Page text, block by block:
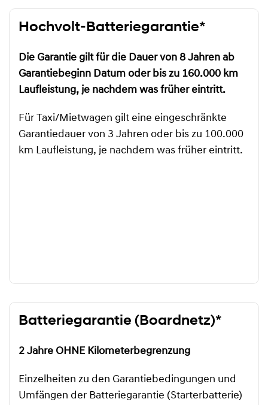
Hochvolt-Batteriegarantie*
Die Garantie gilt für die Dauer von 8 Jahren ab
Garantiebeginn Datum oder bis zu 160.000 km
Laufleistung, je nachdem was früher eintritt.
Für Taxi/Mietwagen gilt eine eingeschränkte
Garantiedauer von 3 Jahren oder bis zu 100.000
km Laufleistung, je nachdem was früher eintritt.
Batteriegarantie (Boardnetz)*
2 Jahre OHNE Kilometerbegrenzung
Einzelheiten zu den Garantiebedingungen und
Umfängen der Batteriegarantie (Starterbatterie)